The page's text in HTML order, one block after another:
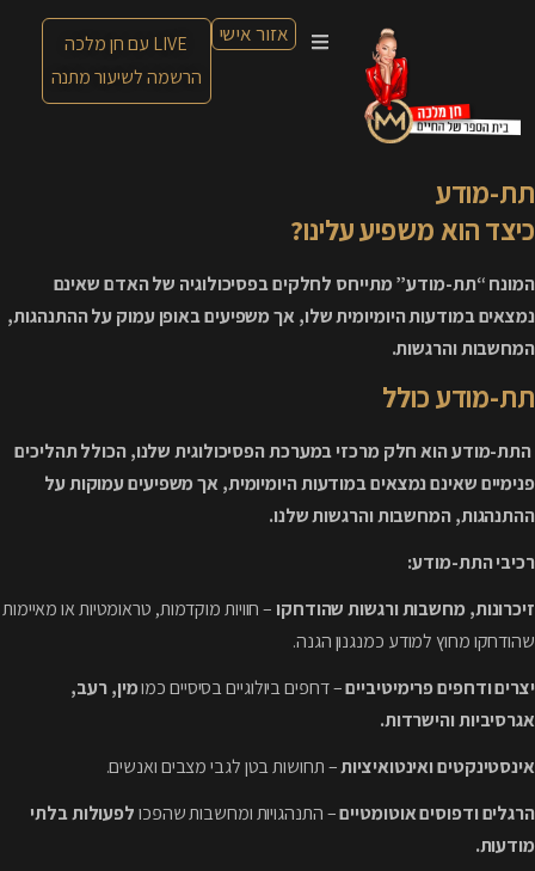
אזור אישי
LIVE עם חן מלכה
הרשמה לשיעור מתנה
תת-מודע
כיצד הוא משפיע עלינו?
המונח “תת-מודע” מתייחס לחלקים בפסיכולוגיה של האדם שאינם
נמצאים במודעות היומיומית שלו, אך משפיעים באופן עמוק על ההתנהגות,
המחשבות והרגשות.
תת-מודע כולל
התת-מודע הוא חלק מרכזי במערכת הפסיכולוגית שלנו, הכולל תהליכים
פנימיים שאינם נמצאים במודעות היומיומית, אך משפיעים עמוקות על
ההתנהגות, המחשבות והרגשות שלנו.
רכיבי התת-מודע:
זיכרונות, מחשבות ורגשות שהודחקו – חוויות מוקדמות, טראומטיות או מאיימות
שהודחקו מחוץ למודע כמנגנון הגנה.
יצרים ודחפים פרימיטיביים– דחפים ביולוגיים בסיסיים כמומין, רעב,
אגרסיביות והישרדות.
אינסטינקטים ואינטואיציות– תחושות בטן לגבי מצבים ואנשים.
הרגלים ודפוסים אוטומטיים– התנהגויות ומחשבות שהפכולפעולות בלתי
מודעות.